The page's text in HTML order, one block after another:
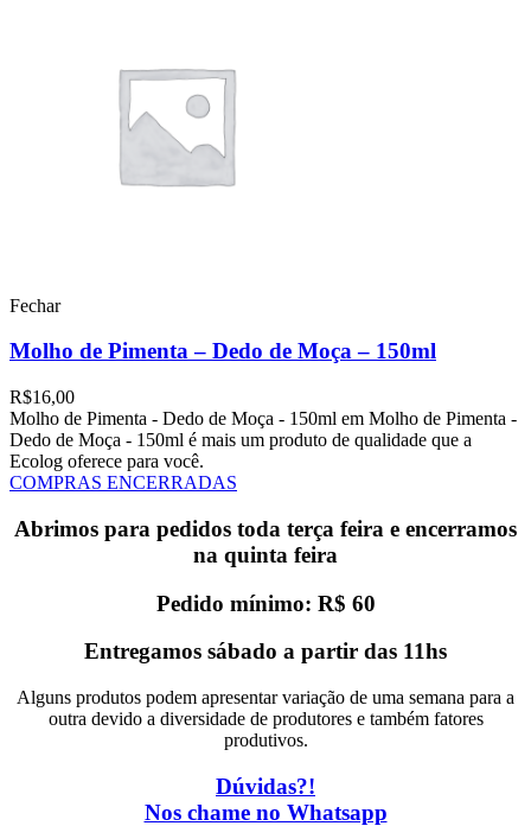
Fechar
Molho de Pimenta – Dedo de Moça – 150ml
R$16,00
Molho de Pimenta - Dedo de Moça - 150ml em Molho de Pimenta -
Dedo de Moça - 150ml é mais um produto de qualidade que a
Ecolog oferece para você.
COMPRAS ENCERRADAS
Abrimos para pedidos toda terça feira e encerramos
na quinta feira
Pedido mínimo: R$ 60
Entregamos sábado a partir das 11hs
Alguns produtos podem apresentar variação de uma semana para a
outra devido a diversidade de produtores e também fatores
produtivos.
Dúvidas?!
Nos chame no Whatsapp